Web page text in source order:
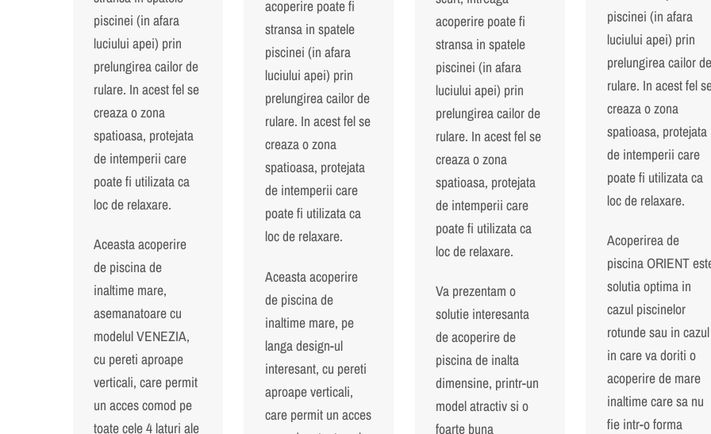
piscinei (in afara
luciului apei) prin
prelungirea cailor de
rulare. In acest fel se
creaza o zona
spatioasa, protejata
de intemperii care
poate fi utilizata ca
loc de relaxare.
Aceasta acoperire
de piscina de
inaltime mare,
asemanatoare cu
modelul VENEZIA,
cu pereti aproape
verticali, care permit
un acces comod pe
toate cele 4 laturi ale
acoperire poate fi
stransa in spatele
piscinei (in afara
luciului apei) prin
prelungirea cailor de
rulare. In acest fel se
creaza o zona
spatioasa, protejata
de intemperii care
poate fi utilizata ca
loc de relaxare.
Aceasta acoperire
de piscina de
inaltime mare, pe
langa design-ul
interesant, cu pereti
aproape verticali,
care permit un acces
acoperire poate fi
stransa in spatele
piscinei (in afara
luciului apei) prin
prelungirea cailor de
rulare. In acest fel se
creaza o zona
spatioasa, protejata
de intemperii care
poate fi utilizata ca
loc de relaxare.
Va prezentam o
solutie interesanta
de acoperire de
piscina de inalta
dimensine, printr-un
model atractiv si o
foarte buna
piscinei (in afara
luciului apei) prin
prelungirea cailor de
rulare. In acest fel
creaza o zona
spatioasa, protejata
de intemperii care
poate fi utilizata ca
loc de relaxare.
Acoperirea de
piscina ORIENT
solutia optima in
cazul piscinelor
rotunde sau in cazul
in care va doriti o
acoperire de mare
inaltime care sa nu
fie intr-o forma